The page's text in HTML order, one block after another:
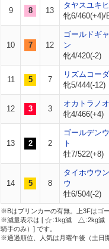
9 8 13
タヤスユキ
牝6/460(+4)/
10 7 12
ゴールドギ
ン
牝4/420(-2)
11 5 7
リズムコーダ
牝5/444(-12)
12 3 3
オカトラノオ
牝4/466(+4)
13 2 2
ゴールデン
ト
牡7/522(+8)
14 5 8
タイホウウ
ウ
牡6/504(-2)
※Bはブリンカーの有無。上3Fはゴ
※減量表示は [
:1kg減 :2kg減
騎手のみ）] です。
※通過順位、人気は月曜午後（土日